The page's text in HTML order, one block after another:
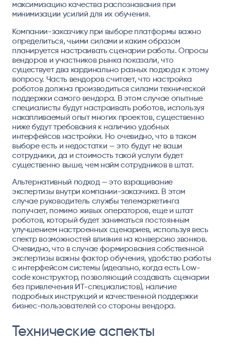
максимизацию качества распознавания при
минимизации усилий для их обучения.
Компании-заказчику при выборе платформы важно
определиться, чьими силами и каким образом
планируется настраивать сценарии работы. Опросы
вендоров и участников рынка показали, что
существует два кардинально разных подхода к этому
вопросу. Часть вендоров считает, что настройка
роботов должна производиться силами технической
поддержки самого вендора. В этом случае опытные
специалисты будут настраивать роботов, используя
накапливаемый опыт многих проектов, существенно
ниже будут требования к наличию удобных
интерфейсов настройки. Но очевидно, что в таком
выборе есть и недостатки — это будут не ваши
сотрудники, да и стоимость такой услуги будет
существенно выше, чем найм сотрудников в штат.
Альтернативный подход — это взращивание
экспертизы внутри компании-заказчика. В этом
случае руководитель службы телемаркетинга
получает, помимо живых операторов, еще и штат
роботов, который будет заниматься постоянным
улучшением настроенных сценариев, используя весь
спектр возможностей влияния на конверсию звонков.
Очевидно, что в случае формирования собственной
экспертизы важны фактор обучения, удобство работы
с интерфейсом системы (идеально, когда есть Low-
code конструктор, позволяющий создавать сценарии
без привлечения ИТ-специалистов), наличие
подробных инструкций и качественной поддержки
бизнес-пользователей со стороны вендора.
Технические аспекты